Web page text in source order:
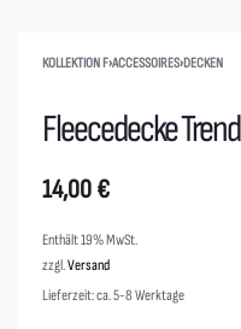
KOLLEKTION F›ACCESSOIRES›DECKEN
Fleecedecke Trend
14,00€
Enthält 19% MwSt.
zzgl.Versand
Lieferzeit: ca. 5-8 Werktage